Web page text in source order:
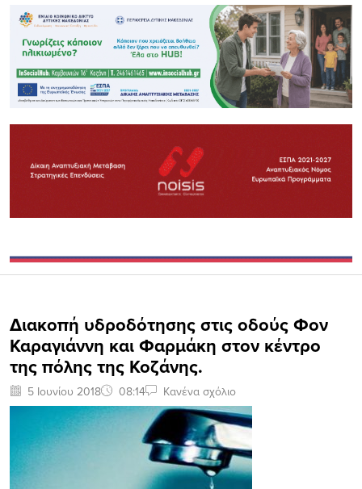
Διακοπή υδροδότησης στις οδούς Φον
Καραγιάννη και Φαρμάκη στον κέντρο
της πόλης της Κοζάνης.
5 Ιουνίου 2018 08:14 Κανένα σχόλιο